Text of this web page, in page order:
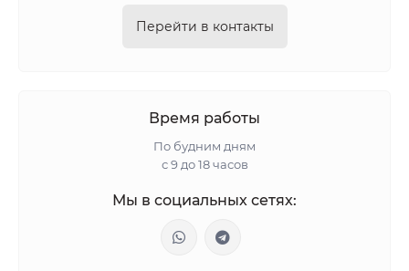
Перейти в контакты
Время работы
По будним дням
с 9 до 18 часов
Мы в социальных сетях: